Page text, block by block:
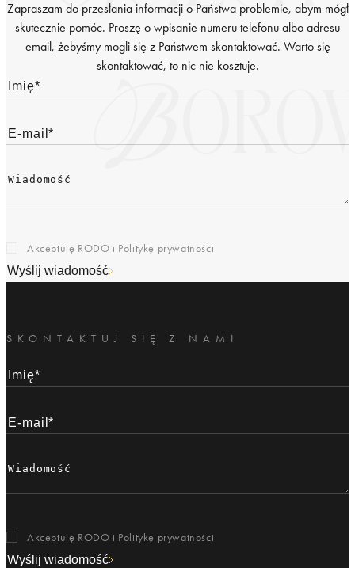
Zapraszam do przesłania informacji o Państwa problemie, abym mógł
skutecznie pomóc. Proszę o wpisanie numeru telefonu albo adresu
email, żebyśmy mogli się z Państwem skontaktować. Warto się
skontaktować, to nic nie kosztuje.
Akceptuję RODO i Politykę prywatności
Wyślij wiadomość
SKONTAKTUJ SIĘ Z NAMI
Akceptuję RODO i Politykę prywatności
Wyślij wiadomość